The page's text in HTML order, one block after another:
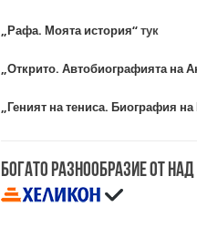
„Рафа. Моята история“ тук
„Открито. Автобиографията на
„Геният на тениса. Биография
Богато разнообразие от